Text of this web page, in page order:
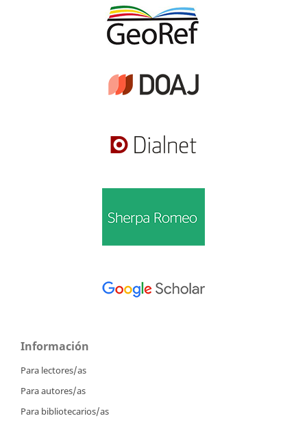
Información
Para lectores/as
Para autores/as
Para bibliotecarios/as